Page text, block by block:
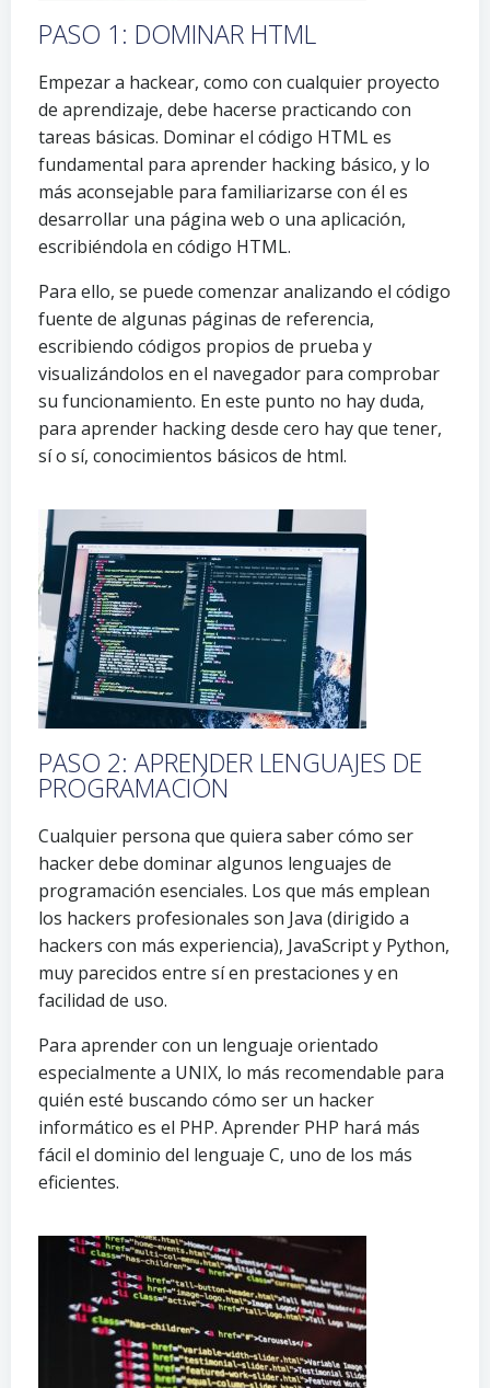
PASO 1: DOMINAR HTML
Empezar a hackear, como con cualquier proyecto
de aprendizaje, debe hacerse practicando con
tareas básicas. Dominar el código HTML es
fundamental para aprender hacking básico, y lo
más aconsejable para familiarizarse con él es
desarrollar una página web o una aplicación,
escribiéndola en código HTML.
Para ello, se puede comenzar analizando el código
fuente de algunas páginas de referencia,
escribiendo códigos propios de prueba y
visualizándolos en el navegador para comprobar
su funcionamiento. En este punto no hay duda,
para aprender hacking desde cero hay que tener,
sí o sí, conocimientos básicos de html.
PASO 2: APRENDER LENGUAJES DE
PROGRAMACIÓN
Cualquier persona que quiera saber cómo ser
hacker debe dominar algunos lenguajes de
programación esenciales. Los que más emplean
los hackers profesionales son Java (dirigido a
hackers con más experiencia), JavaScript y Python,
muy parecidos entre sí en prestaciones y en
facilidad de uso.
Para aprender con un lenguaje orientado
especialmente a UNIX, lo más recomendable para
quién esté buscando cómo ser un hacker
informático es el PHP. Aprender PHP hará más
fácil el dominio del lenguaje C, uno de los más
eficientes.